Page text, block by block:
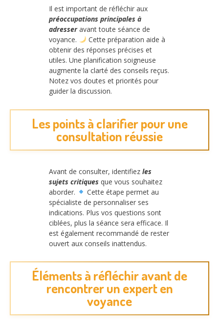
Il est important de réfléchir aux
préoccupations principales à
adresseravant toute séance de
voyance.
Cette préparation aide à
obtenir des réponses précises et
utiles. Une planification soigneuse
augmente la clarté des conseils reçus.
Notez vos doutes et priorités pour
guider la discussion.
Les points à clarifier pour une
consultation réussie
Avant de consulter, identifiez les
sujets critiques que vous souhaitez
aborder.
Cette étape permet au
spécialiste de personnaliser ses
indications. Plus vos questions sont
ciblées, plus la séance sera efficace. Il
est également recommandé de rester
ouvert aux conseils inattendus.
Éléments à réfléchir avant de
rencontrer un expert en
voyance